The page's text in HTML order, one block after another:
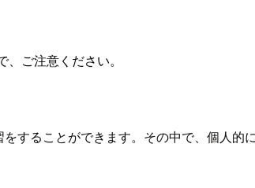
ご注意ください。
することができます。その中で、個人